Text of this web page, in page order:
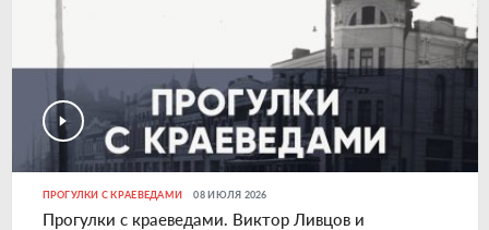
ПРОГУЛКИ С КРАЕВЕДАМИ 08 ИЮЛЯ 2026
Прогулки с краеведами. Виктор Ливцов и